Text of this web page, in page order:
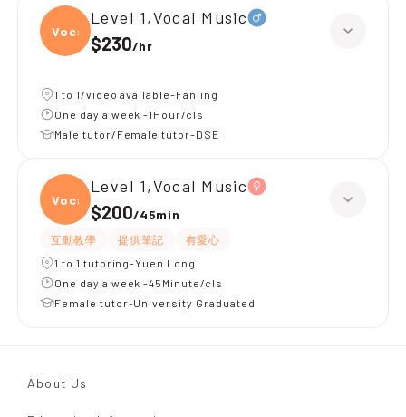
Vocal
Level 1,Vocal Music
$230/hr
1 to 1/video available-Fanling
One day a week -1Hour/cls
Male tutor/Female tutor-DSE
Vocal
Level 1,Vocal Music
$200/45min
互動教學 提供筆記
有愛心
1 to 1 tutoring-Yuen Long
One day a week -45Minute/cls
Female tutor-University Graduated
About Us